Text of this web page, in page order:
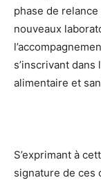
phase de
nouveaux
s’inscrivant
alimentaire et
S’exprimant à
signature de ces